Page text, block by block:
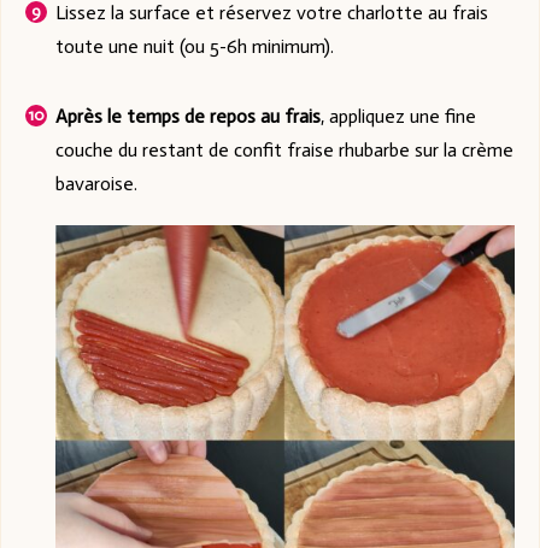
Lissez la surface et réservez votre charlotte au frais
toute une nuit (ou 5-6h minimum).
Après le temps de repos au frais, appliquez une fine
couche du restant de confit fraise rhubarbe sur la crème
bavaroise.